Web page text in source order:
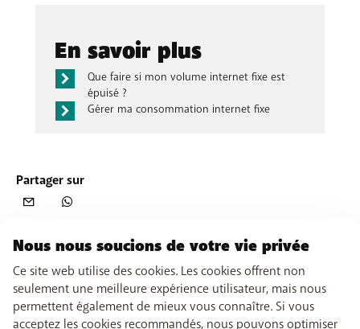
En savoir plus
Que faire si mon volume internet fixe est
épuisé ?
Gérer ma consommation internet fixe
Partager sur
Nous nous soucions de votre vie privée
Ce site web utilise des cookies. Les cookies offrent non
seulement une meilleure expérience utilisateur, mais nous
permettent également de mieux vous connaître. Si vous
acceptez les cookies recommandés, nous pouvons optimiser